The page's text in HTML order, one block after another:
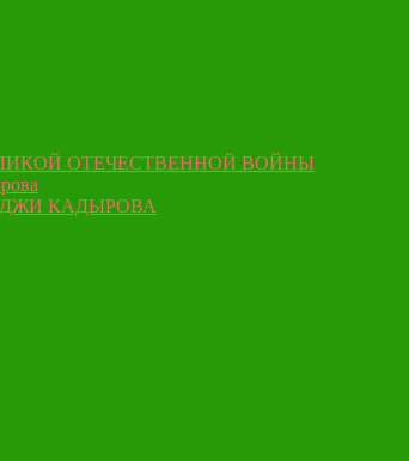
ОТЕЧЕСТВЕННОЙ ВОЙНЫ
КАДЫРОВА